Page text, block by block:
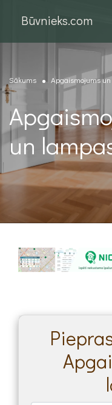
Būvnieks.com
Sākums Apgaismojums
un